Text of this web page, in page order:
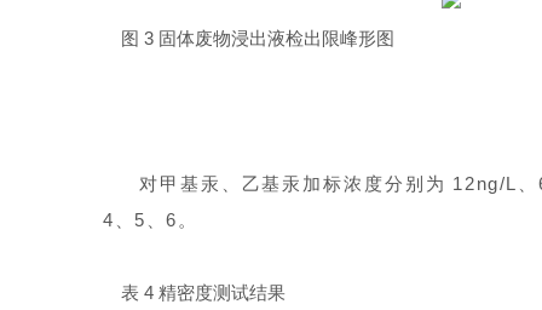
图 3 固体废物浸出液检出限峰形图
对甲基汞、乙基汞加标浓度分别为 12ng/L
4、5、6。
表 4 精密度测试结果